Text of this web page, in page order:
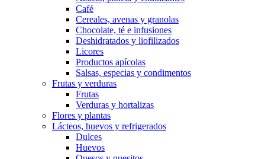
Café
Cereales, avenas y granolas
Chocolate, té e infusiones
Deshidratados y liofilizados
Licores
Productos apícolas
Salsas, especias y condimentos
Frutas y verduras
Frutas
Verduras y hortalizas
Flores y plantas
Lácteos, huevos y refrigerados
Dulces
Huevos